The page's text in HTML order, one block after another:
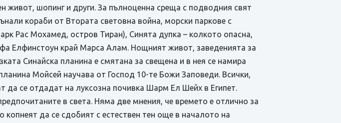
живот, шопинг и други. За пълноценна среща с подводния свят
кораби от Втората световна война, морски паркове с
Рас Мохамед, остров Тиран), Синята дупка – колкото опасна,
Елфинстоун край Марса Алам. Нощният живот, заведенията за
Синайска планина е смятана за свещена и в нея се намира
Мойсей научава от Господ 10-те Божи Заповеди. Всички,
да се отдадат на луксозна почивка Шарм Ел Шейх в Египет.
в света. Няма две мнения, че времето е отлично за
да се сдобият с естествен тен още в началото на